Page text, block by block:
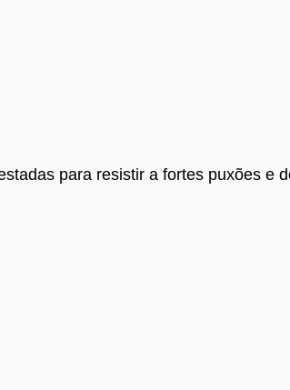
para resistir a fortes puxões e